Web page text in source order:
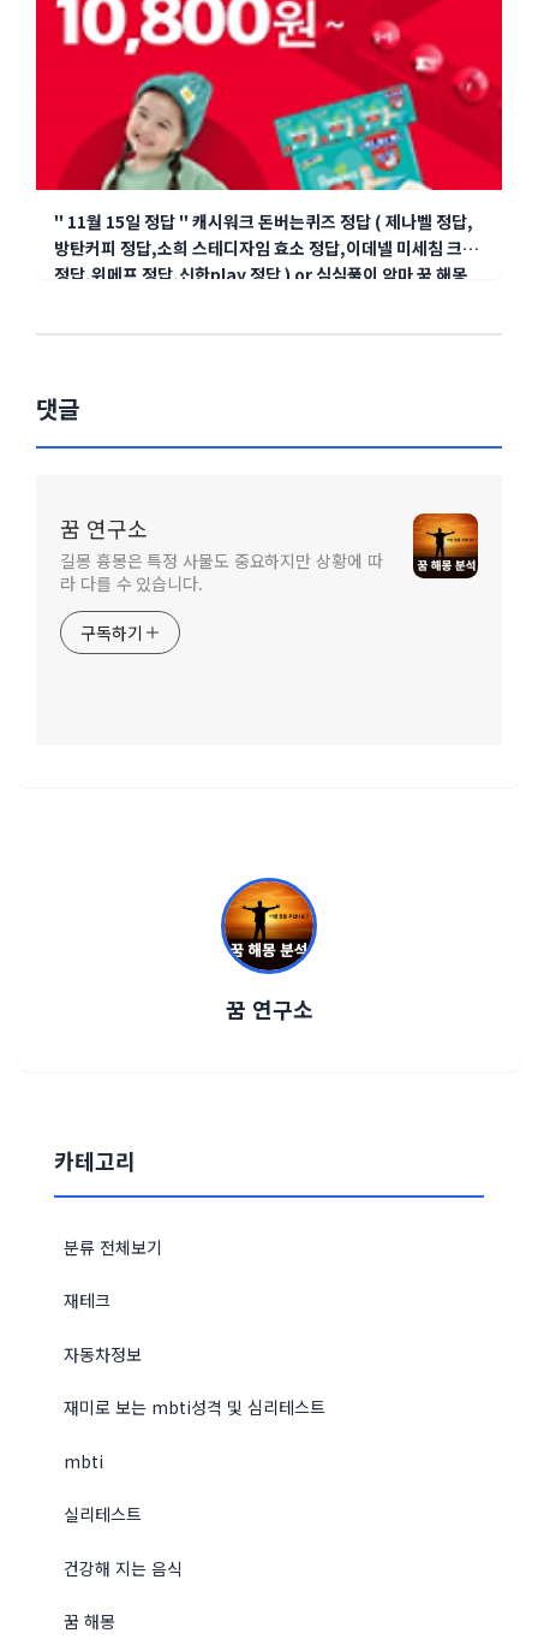
" 11월 15일 정답 " 캐시워크 돈버는퀴즈 정답 ( 제나벨 정답,
방탄커피 정답,소희 스테디자임 효소 정답,이데넬 미세침 크림
정답,위메프 정답,신한play 정답 ) or 심심풀이 악마 꿈 해몽
댓글
꿈 연구소
길몽 흉몽은 특정 사물도 중요하지만 상황에 따
라 다를 수 있습니다.
구독하기
꿈 연구소
카테고리
분류 전체보기
재테크
자동차정보
재미로 보는 mbti성격 및 심리테스트
mbti
실리테스트
건강해 지는 음식
꿈 해몽